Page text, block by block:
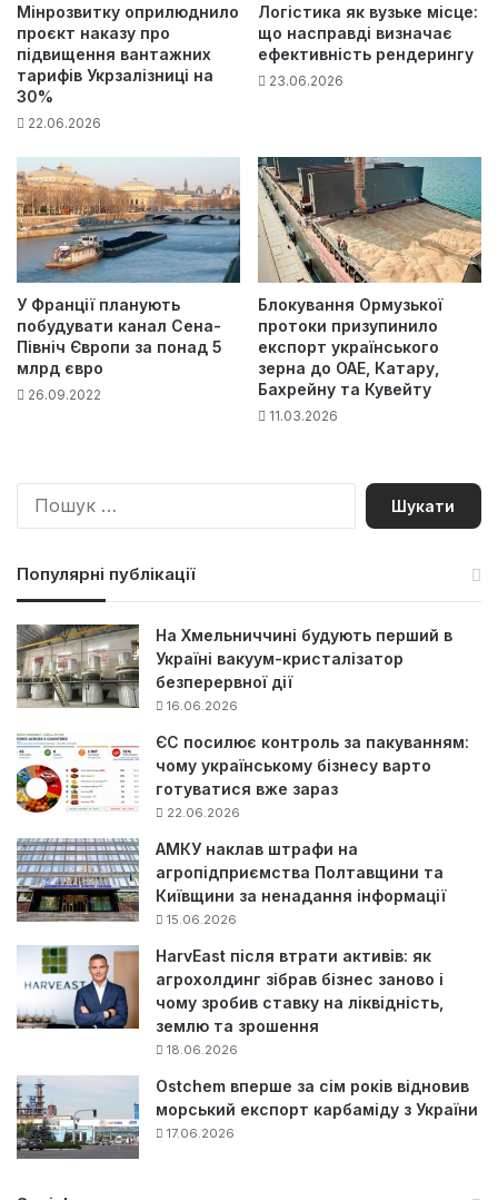
Мінрозвитку оприлюднило
проєкт наказу про
підвищення вантажних
тарифів Укрзалізниці на
30%
22.06.2026
Логістика як вузьке місце:
що насправді визначає
ефективність рендерингу
23.06.2026
У Франції планують
побудувати канал Сена-
Північ Європи за понад 5
млрд євро
26.09.2022
Блокування Ормузької
протоки призупинило
експорт українського
зерна до ОАЕ, Катару,
Бахрейну та Кувейту
11.03.2026
П
Популярні публікації
На Хмельниччині будують перший в
Україні вакуум-кристалізатор
безперервної дії
16.06.2026
ЄС посилює контроль за пакуванням:
чому українському бізнесу варто
готуватися вже зараз
22.06.2026
АМКУ наклав штрафи на
агропідприємства Полтавщини та
Київщини за ненадання інформації
15.06.2026
HarvEast після втрати активів: як
агрохолдинг зібрав бізнес заново і
чому зробив ставку на ліквідність,
землю та зрошення
18.06.2026
Ostchem вперше за сім років відновив
морський експорт карбаміду з України
17.06.2026